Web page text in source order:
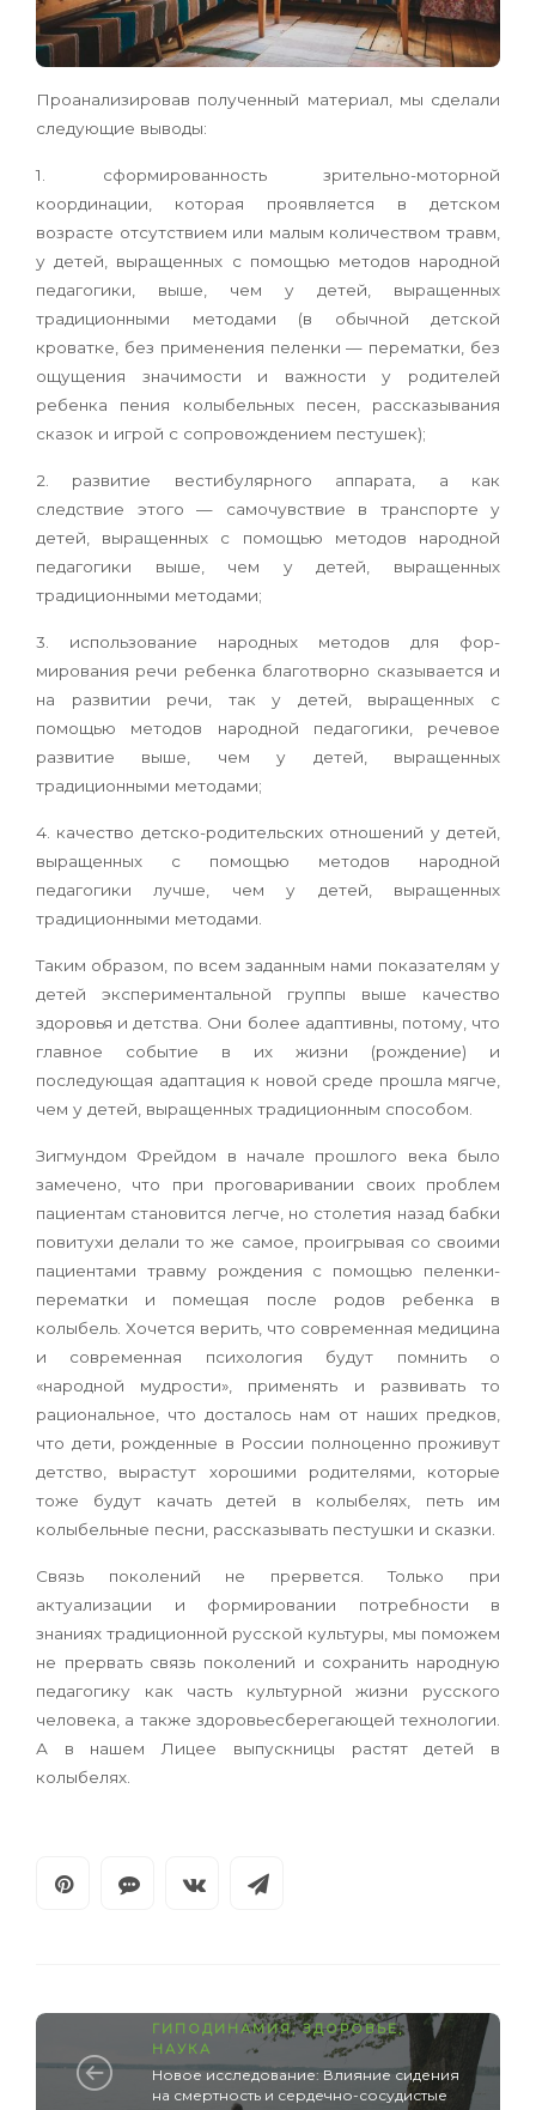
Проанализировав полученный материал, мы сделали
следующие выводы:
1. сформированность зрительно-моторной
координации, которая проявляется в детском
возрасте отсутствием или малым количеством травм,
у детей, выращенных с помощью методов народной
педагогики, выше, чем у детей, выра­щенных
традиционными методами (в обычной детской
кроватке, без применения пеленки — перематки, без
ощущения значимости и важности у родителей
ребенка пения колыбельных песен, рассказывания
сказок и игрой с сопровождени­ем пестушек);
2. развитие вестибулярного аппарата, а как
следствие этого — самочувствие в транспорте у
детей, выращенных с помощью методов народ­ной
педагогики выше, чем у детей, выращенных
традиционными методами;
3. использование народных методов для фор­
мирования речи ребенка благотворно сказыва­ется и
на развитии речи, так у детей, выращен­ных с
помощью методов народной педагогики, речевое
развитие выше, чем у детей, выращен­ных
традиционными методами;
4. качество детско-родительских отношений у детей,
выращенных с помощью методов народ­ной
педагогики лучше, чем у детей, выращенных
традиционными методами.
Таким образом, по всем заданным нами по­казателям у
детей экспериментальной группы выше качество
здоровья и детства. Они более адаптивны, потому, что
главное событие в их жизни (рождение) и
последующая адаптация к новой среде прошла мягче,
чем у детей, выра­щенных традиционным способом.
Зигмундом Фрейдом в начале прошлого века было
замечено, что при проговаривании своих проблем
пациентам становится легче, но столетия назад бабки
повитухи делали то же са­мое, проигрывая со своими
пациентами травму рождения с помощью пеленки-
перематки и по­мещая после родов ребенка в
колыбель. Хочется верить, что современная медицина
и современ­ная психология будут помнить о
«народной му­дрости», применять и развивать то
рациональ­ное, что досталось нам от наших предков,
что дети, рожденные в России полноценно прожи­вут
детство, вырастут хорошими родителями, которые
тоже будут качать детей в колыбелях, петь им
колыбельные песни, рассказывать пестушки и сказки.
Связь поколений не прервется. Только при
актуализации и формировании потребности в
знаниях традиционной русской культуры, мы поможем
не прервать связь поколений и сохра­нить народную
педагогику как часть культурной жизни русского
человека, а также здоровьесбе­регающей технологии.
А в нашем Лицее выпуск­ницы растят детей в
колыбелях.
ГИПОДИНАМИЯ,ЗДОРОВЬЕ,
НАУКА
Новое исследование: Влияние сидения
на смертность и сердечно-сосудистые